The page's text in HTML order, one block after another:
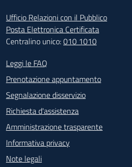
Ufficio Relazioni con il Pubblico
Posta Elettronica Certificata
Centralino unico:010 1010
Footer - Contatti
Leggi le FAQ
Prenotazione appuntamento
Segnalazione disservizio
Richiesta d'assistenza
Amministrazione trasparente
Informativa privacy
Note legali